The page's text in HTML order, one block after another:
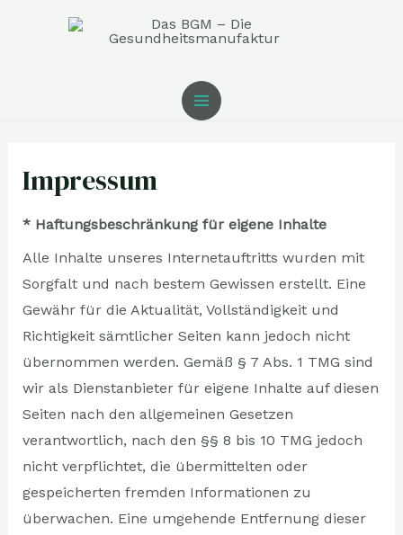
MAIN
Impressum
* Haftungsbeschränkung für eigene Inhalte
Alle Inhalte unseres Internetauftritts wurden mit
Sorgfalt und nach bestem Gewissen erstellt. Eine
Gewähr für die Aktualität, Vollständigkeit und
Richtigkeit sämtlicher Seiten kann jedoch nicht
übernommen werden. Gemäß § 7 Abs. 1 TMG sind
wir als Dienstanbieter für eigene Inhalte auf diesen
Seiten nach den allgemeinen Gesetzen
verantwortlich, nach den §§ 8 bis 10 TMG jedoch
nicht verpflichtet, die übermittelten oder
gespeicherten fremden Informationen zu
überwachen. Eine umgehende Entfernung dieser